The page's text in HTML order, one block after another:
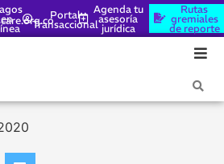
en Portal
Transaccional
Agenda tu
asesoría
jurídica
Rutas
gremiales
de reporte